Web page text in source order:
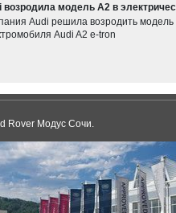
возродила модель A2 в
Audi решила возродить модель
Audi A2 e-tron
Rover Модус Сочи.